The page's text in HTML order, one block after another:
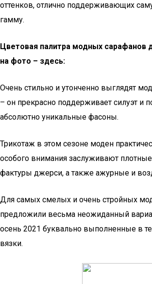
оттенков, отлично поддерживающих
гамму.
Цветовая палитра модных сарафанов
на фото – здесь:
Очень стильно и утонченно выглядят
– он прекрасно поддерживает силуэт и
абсолютно уникальные фасоны.
Трикотаж в этом сезоне моден
особого внимания заслуживают
фактуры джерси, а также ажурные и
Для самых смелых и очень стройных
предложили весьма неожиданный
осень 2021 буквально выполненные в
вязки.